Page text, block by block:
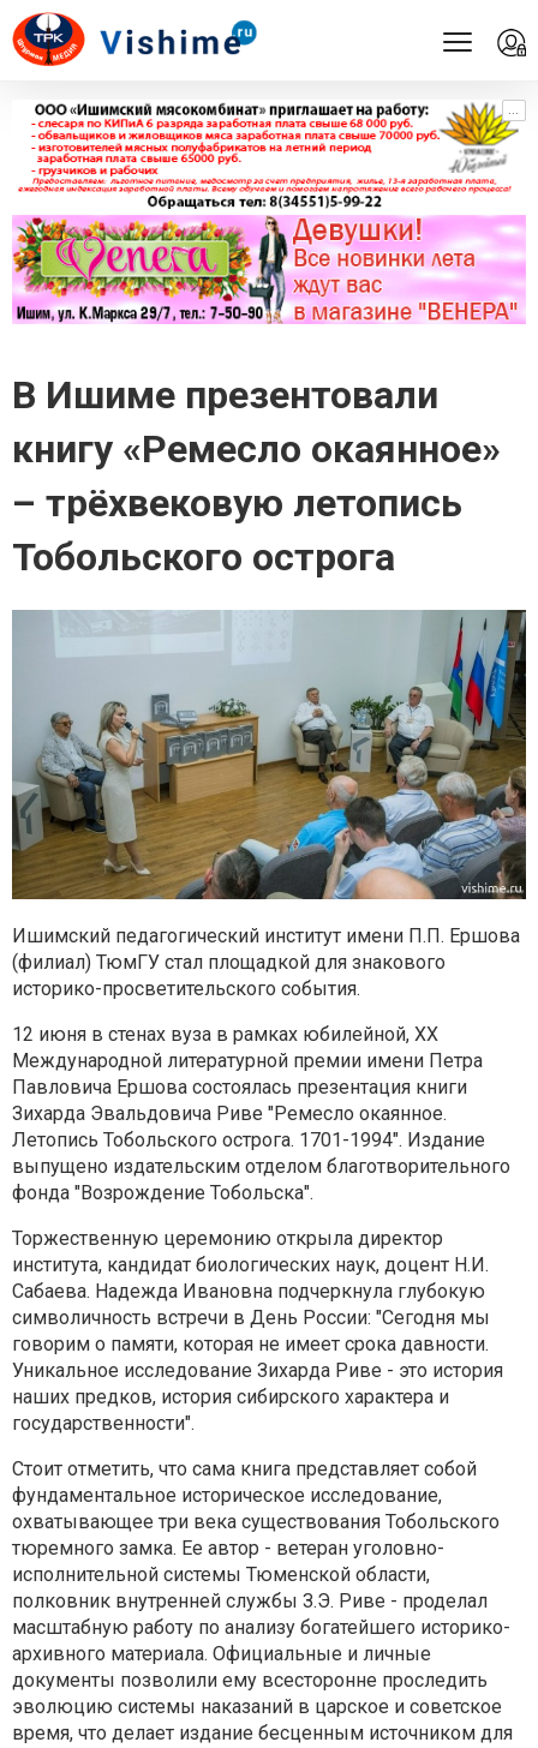
...
...
В Ишиме презентовали
книгу «Ремесло окаянное»
– трёхвековую летопись
Тобольского острога
Ишимский педагогический институт имени П.П. Ершова
(филиал) ТюмГУ стал площадкой для знакового
историко-просветительского события.
12 июня в стенах вуза в рамках юбилейной, XX
Международной литературной премии имени Петра
Павловича Ершова состоялась презентация книги
Зихарда Эвальдовича Риве "Ремесло окаянное.
Летопись Тобольского острога. 1701-1994". Издание
выпущено издательским отделом благотворительного
фонда "Возрождение Тобольска".
Торжественную церемонию открыла директор
института, кандидат биологических наук, доцент Н.И.
Сабаева. Надежда Ивановна подчеркнула глубокую
символичность встречи в День России: "Сегодня мы
говорим о памяти, которая не имеет срока давности.
Уникальное исследование Зихарда Риве - это история
наших предков, история сибирского характера и
государственности".
Стоит отметить, что сама книга представляет собой
фундаментальное историческое исследование,
охватывающее три века существования Тобольского
тюремного замка. Ее автор - ветеран уголовно-
исполнительной системы Тюменской области,
полковник внутренней службы З.Э. Риве - проделал
масштабную работу по анализу богатейшего историко-
архивного материала. Официальные и личные
документы позволили ему всесторонне проследить
эволюцию системы наказаний в царское и советское
время, что делает издание бесценным источником для